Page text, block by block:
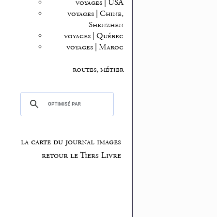
voyages | USA
voyages | Chine,
Shenzhen
voyages | Québec
voyages | Maroc
routes, métier
la carte du journal images
retour le Tiers Livre